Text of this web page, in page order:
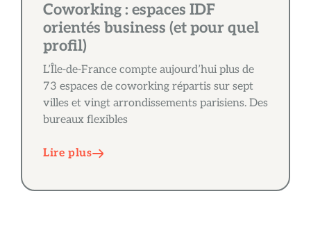
Coworking : espaces IDF
orientés business (et pour quel
profil)
L’Île-de-France compte aujourd’hui plus de
73 espaces de coworking répartis sur sept
villes et vingt arrondissements parisiens. Des
bureaux flexibles
Lire plus